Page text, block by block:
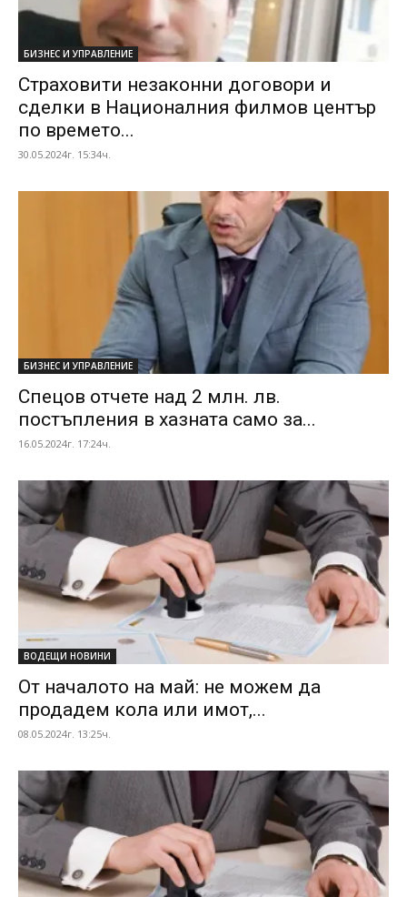
БИЗНЕС И УПРАВЛЕНИЕ
Страховити незаконни договори и
сделки в Националния филмов център
по времето...
30.05.2024г. 15:34ч.
БИЗНЕС И УПРАВЛЕНИЕ
Спецов отчете над 2 млн. лв.
постъпления в хазната само за...
16.05.2024г. 17:24ч.
ВОДЕЩИ НОВИНИ
От началото на май: не можем да
продадем кола или имот,...
08.05.2024г. 13:25ч.